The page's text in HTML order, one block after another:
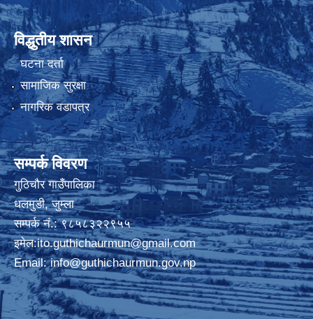
विद्धुतीय शासन
घटना दर्ता
सामाजिक सुरक्षा
नागरिक वडापत्र
सम्पर्क विवरण
गुठिचौर गाउँपालिका
धलमुडी, जुम्ला
सम्पर्क नं.: ९८५८३२२९५५
इमेल:ito.guthichaurmun@gmail.com
Email:info@guthichaurmun.gov.np